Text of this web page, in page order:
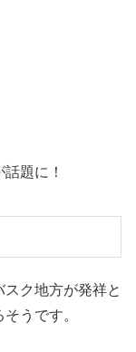
題に！
ク地方が発祥と
うです。